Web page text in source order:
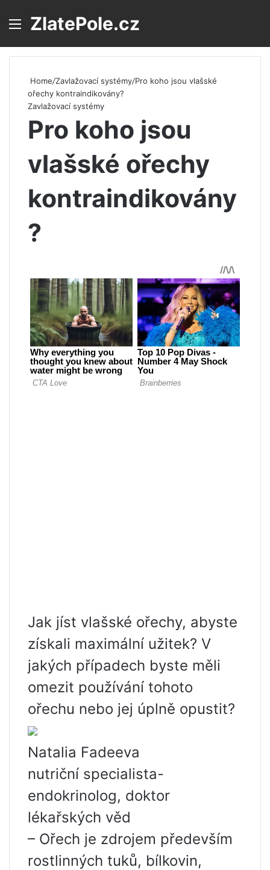
Menu
ZlatePole.cz
Home/Zavlažovací systémy/Pro koho jsou vlašské
ořechy kontraindikovány?
Zavlažovací systémy
Pro koho jsou
vlašské ořechy
kontraindikovány
?
Jak jíst vlašské ořechy, abyste
získali maximální užitek? V
jakých případech byste měli
omezit používání tohoto
ořechu nebo jej úplně opustit?
Natalia Fadeeva
nutriční specialista-
endokrinolog, doktor
lékařských věd
– Ořech je zdrojem především
rostlinných tuků, bílkovin,